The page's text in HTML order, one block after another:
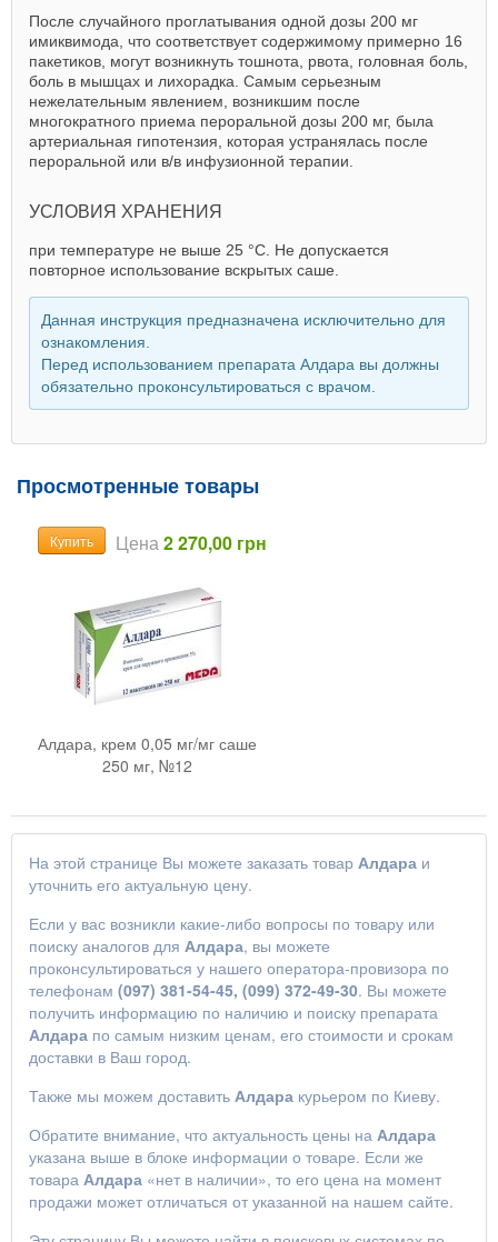
После случайного проглатывания одной дозы 200 мг
имиквимода, что соответствует содержимому примерно 16
пакетиков, могут возникнуть тошнота, рвота, головная боль,
боль в мышцах и лихорадка. Самым серьезным
нежелательным явлением, возникшим после
многократного приема пероральной дозы 200 мг, была
артериальная гипотензия, которая устранялась после
пероральной или в/в инфузионной терапии.
УСЛОВИЯ ХРАНЕНИЯ
при температуре не выше 25 °С. Не допускается
повторное использование вскрытых саше.
Данная инструкция предназначена исключительно для
ознакомления.
Перед использованием препарата Алдара вы должны
обязательно проконсультироваться с врачом.
Просмотренные товары
Купить Цена2 270,00 грн
Алдара, крем 0,05 мг/мг саше
250 мг, №12
На этой странице Вы можете заказать товар Алдара и
уточнить его актуальную цену.
Если у вас возникли какие-либо вопросы по товару или
поиску аналогов для Алдара, вы можете
проконсультироваться у нашего оператора-провизора по
телефонам (097) 381-54-45, (099) 372-49-30. Вы можете
получить информацию по наличию и поиску препарата
Алдара по самым низким ценам, его стоимости и срокам
доставки в Ваш город.
Также мы можем доставить Алдара курьером по Киеву.
Обратите внимание, что актуальность цены на Алдара
указана выше в блоке информации о товаре. Если же
товара Алдара «нет в наличии», то его цена на момент
продажи может отличаться от указанной на нашем сайте.